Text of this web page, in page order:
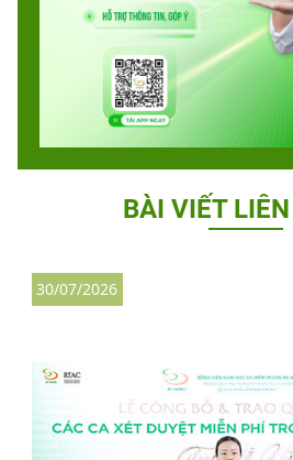
BÀI VIẾT
30/07/2026